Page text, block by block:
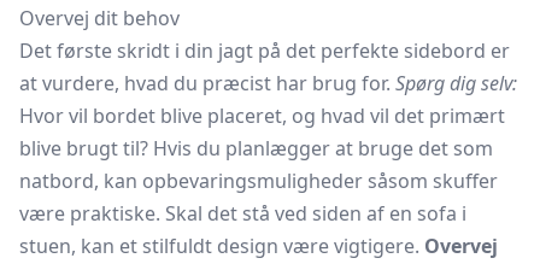
Overvej dit behov
Det første skridt i din jagt på det perfekte sidebord er
at vurdere, hvad du præcist har brug for. Spørg dig selv:
Hvor vil bordet blive placeret, og hvad vil det primært
blive brugt til? Hvis du planlægger at bruge det som
natbord, kan opbevaringsmuligheder såsom skuffer
være praktiske. Skal det stå ved siden af en sofa i
stuen, kan et stilfuldt design være vigtigere. Overvej